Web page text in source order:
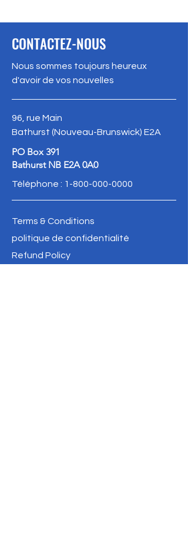
CONTACTEZ-NOUS
Nous sommes toujours heureux
d'avoir de vos nouvelles
96, rue Main
Bathurst (Nouveau-Brunswick) E2A
PO Box 391
Bathurst NB E2A 0A0
Téléphone : 1-800-000-0000
Terms & Conditions
politique de confidentialité
Refund Policy